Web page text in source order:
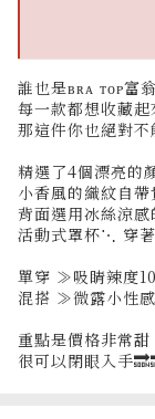
誰也是ʙʀᴀ ᴛᴏᴘ富
每一款都想收藏起
那這件你也絕對
精選了4個漂亮的
小香風的織紋自帶
背面選用冰絲涼
活動式罩杯⋱ 穿
單穿 ≫吸睛辣度
混搭 ≫微露小性
重點是價格非常甜
很可以閉眼入手